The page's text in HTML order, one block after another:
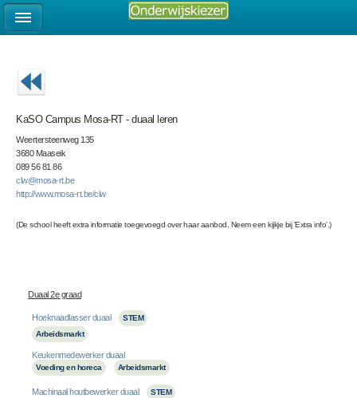
KaSO Campus Mosa-RT - duaal leren
Weertersteenweg 135
3680 Maaseik
089 56 81 86
clw@mosa-rt.be
http://www.mosa-rt.be/clw
(De school heeft extra informatie toegevoegd over haar aanbod. Neem een kijkje bij 'Extra info'.)
Duaal 2e graad
Hoeknaadlasser duaal
STEM
Arbeidsmarkt
Keukenmedewerker duaal
Voeding en horeca Arbeidsmarkt
Machinaal houtbewerker duaal
STEM